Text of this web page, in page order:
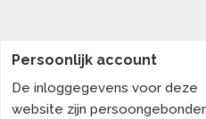
Persoonlijk account
De inloggegevens voor deze
website zijn